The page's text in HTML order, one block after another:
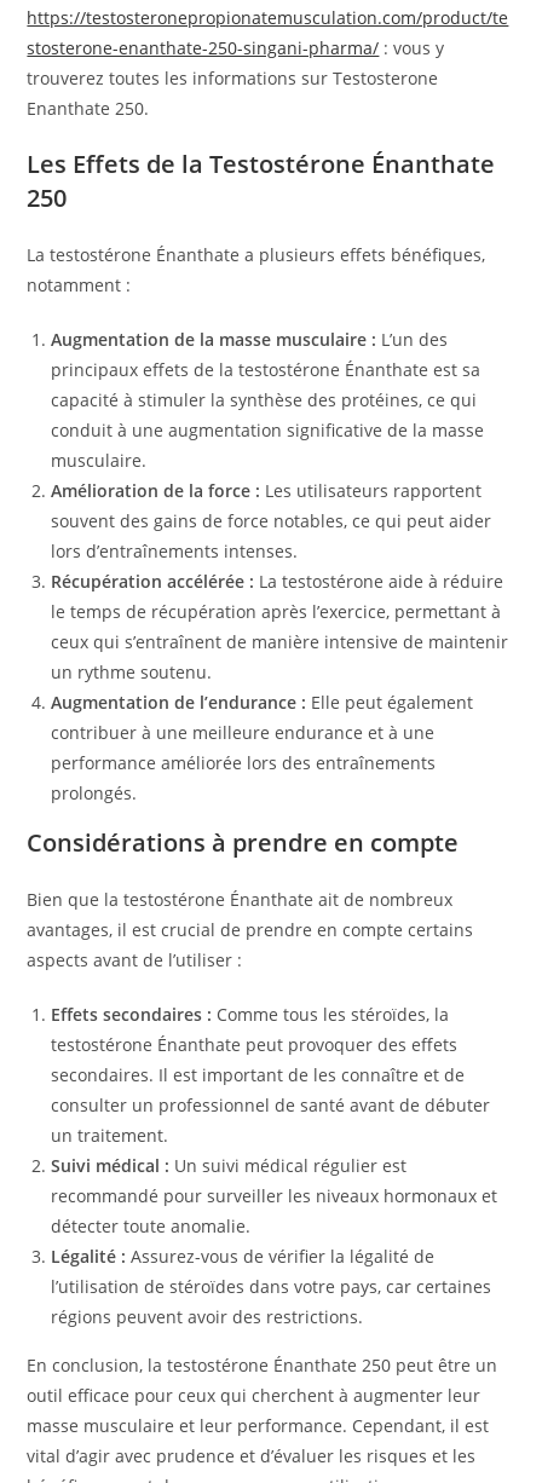
https://testosteronepropionatemusculation.com/product/te
stosterone-enanthate-250-singani-pharma/ : vous y
trouverez toutes les informations sur Testosterone
Enanthate 250.
Les Effets de la Testostérone Énanthate
250
La testostérone Énanthate a plusieurs effets bénéfiques,
notamment :
Augmentation de la masse musculaire : L’un des
principaux effets de la testostérone Énanthate est sa
capacité à stimuler la synthèse des protéines, ce qui
conduit à une augmentation significative de la masse
musculaire.
Amélioration de la force : Les utilisateurs rapportent
souvent des gains de force notables, ce qui peut aider
lors d’entraînements intenses.
Récupération accélérée : La testostérone aide à réduire
le temps de récupération après l’exercice, permettant à
ceux qui s’entraînent de manière intensive de maintenir
un rythme soutenu.
Augmentation de l’endurance : Elle peut également
contribuer à une meilleure endurance et à une
performance améliorée lors des entraînements
prolongés.
Considérations à prendre en compte
Bien que la testostérone Énanthate ait de nombreux
avantages, il est crucial de prendre en compte certains
aspects avant de l’utiliser :
Effets secondaires : Comme tous les stéroïdes, la
testostérone Énanthate peut provoquer des effets
secondaires. Il est important de les connaître et de
consulter un professionnel de santé avant de débuter
un traitement.
Suivi médical : Un suivi médical régulier est
recommandé pour surveiller les niveaux hormonaux et
détecter toute anomalie.
Légalité : Assurez-vous de vérifier la légalité de
l’utilisation de stéroïdes dans votre pays, car certaines
régions peuvent avoir des restrictions.
En conclusion, la testostérone Énanthate 250 peut être un
outil efficace pour ceux qui cherchent à augmenter leur
masse musculaire et leur performance. Cependant, il est
vital d’agir avec prudence et d’évaluer les risques et les